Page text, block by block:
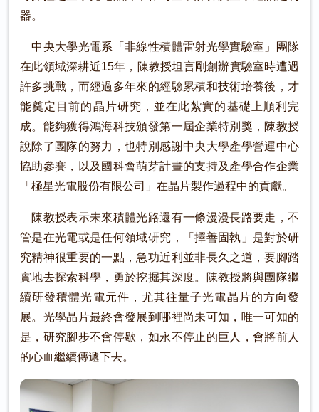
器。
中央大學光電系「非線性積體雷射光學實驗室」團隊
在此領域深耕近15年，陳教授坦言剛創辦實驗室時遭遇
許多挑戰，而經過多年來的經驗累積和技術培養後，才
能奠定目前的晶片研究，並在此紮實的基礎上順利完
成。能夠獲得鴻海科技頒發第一屆企業特別獎，陳教授
說除了團隊的努力，也特別感謝中央大學產學營運中心
協助參賽，以及國科會萌芽計畫的支持及產學合作企業
「極星光電股份有限公司」在晶片製作過程中的貢獻。
陳教授表示未來積體光路還有一條漫漫長路要走，不
管是在光電或是任何領域研究，「擇善固執」是對於研
究精神很重要的一點，急功近利並非長久之道，要腳踏
實地去探索科學，勇於挖掘其深度。陳教授將與團隊繼
續研發積體光電元件，尤其往量子光電晶片的方向發
展。光學晶片最終會發展到哪裡尚未可知，唯一可知的
是，研究腳步不會停歇，如永不停止的巨人，會將前人
的心血繼續傳遞下去。